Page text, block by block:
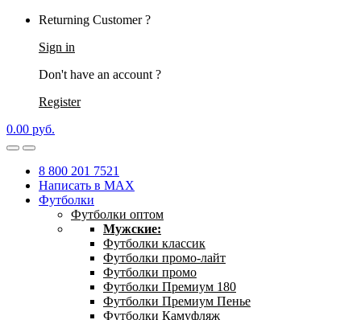
Returning Customer ?
Sign in
Don't have an account ?
Register
0.00 руб.
8 800 201 7521
Написать в MAX
Футболки
Футболки оптом
Мужские:
Футболки классик
Футболки промо-лайт
Футболки промо
Футболки Премиум 180
Футболки Премиум Пенье
Футболки Камуфляж